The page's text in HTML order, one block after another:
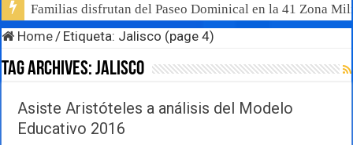
Familias disfrutan del Paseo Dominical en la 41 Zona
Luis Munguía destaca, junto al gobernador Pablo
Home / Etiqueta: Jalisco (page 4)
Tag Archives:Jalisco
Asiste Aristóteles a análisis del Modelo
Educativo 2016